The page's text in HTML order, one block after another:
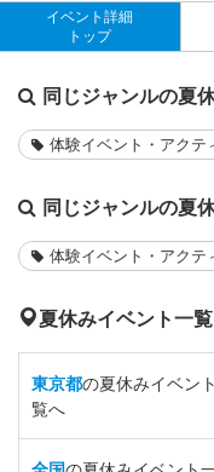
イベント詳細
トップ
同じジャンルの夏
体験イベント・アクテ
同じジャンルの夏
体験イベント・アクテ
夏休みイベント一
東京都の夏休みイベン
覧へ